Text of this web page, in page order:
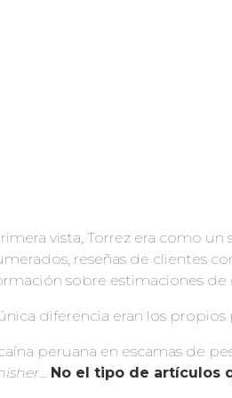
vista, Torrez era como
reseñas de clientes
sobre estimaciones
diferencia eran los
peruana en escamas de
… No el tipo de artículos